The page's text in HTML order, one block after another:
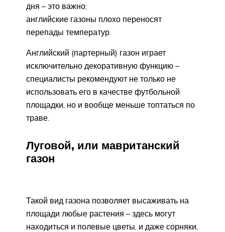
дня – это важно;
английские газоны плохо переносят
перепады температур.
Английский (партерный) газон играет
исключительно декоративную функцию –
специалисты рекомендуют не только не
использовать его в качестве футбольной
площадки, но и вообще меньше топтаться по
траве.
Луговой, или мавританский
газон
Такой вид газона позволяет высаживать на
площади любые растения – здесь могут
находиться и полевые цветы, и даже сорняки,